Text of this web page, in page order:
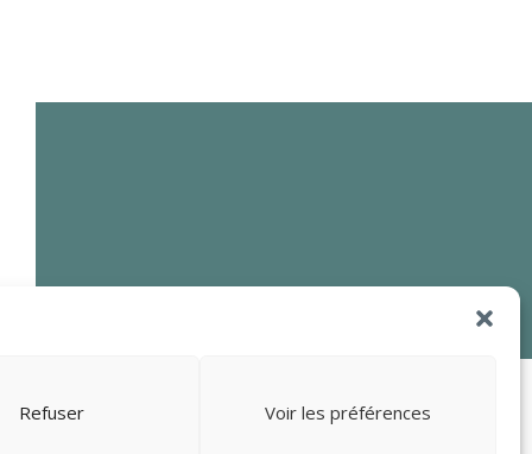
Refuser Voir les préférences